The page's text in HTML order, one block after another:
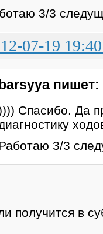
3/3
07-19
пишет:
Спасибо. Да
3/3
получится в